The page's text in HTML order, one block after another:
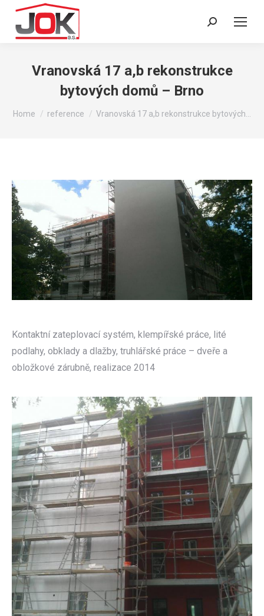
Search:
Vranovská 17 a,b rekonstrukce
bytových domů – Brno
You are here:
Home reference Vranovská 17 a,b rekonstrukce bytových…
Kontaktní zateplovací systém, klempířské práce, lité
podlahy, obklady a dlažby, truhlářské práce – dveře a
obložkové zárubně, realizace 2014